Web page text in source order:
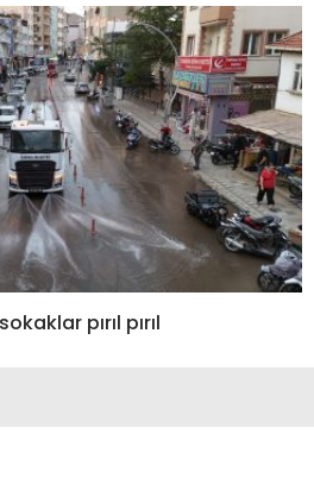
pırıl pırıl